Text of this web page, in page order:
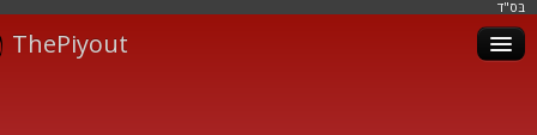
בּס"ד
ThePiyout